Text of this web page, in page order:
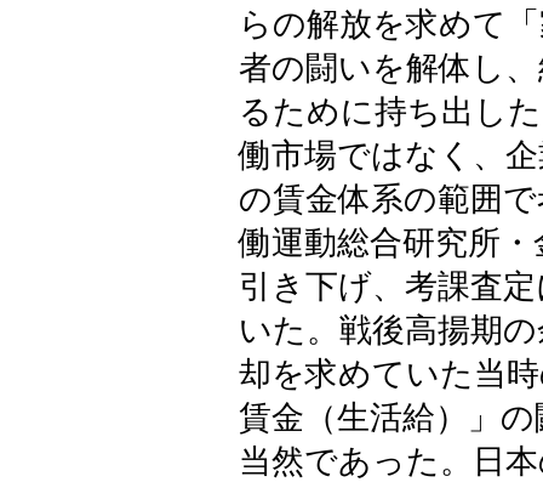
らの解放を求めて
者の闘いを解体し
るために持ち出し
働市場ではなく、
の賃金体系の範囲
働運動総合研究所
引き下げ、考課査
いた。戦後高揚期
却を求めていた当
賃金（生活給）」
当然であった。日